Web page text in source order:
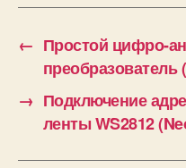
(BLE)
← Простой цифро-
→ Подключение
ленты WS2812